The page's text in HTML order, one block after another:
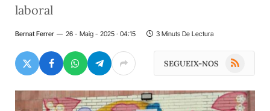
laboral
Bernat Ferrer 26 - Maig - 2025 · 04:15 3 Minuts De Lectura
SEGUEIX-NOS RSS